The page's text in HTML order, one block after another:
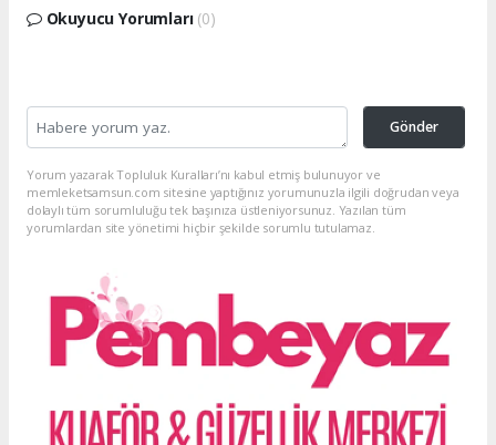
Okuyucu Yorumları (0)
Gönder
Yorum yazarak Topluluk Kuralları’nı kabul etmiş bulunuyor ve
memleketsamsun.com sitesine yaptığınız yorumunuzla ilgili doğrudan veya
dolaylı tüm sorumluluğu tek başınıza üstleniyorsunuz. Yazılan tüm
yorumlardan site yönetimi hiçbir şekilde sorumlu tutulamaz.